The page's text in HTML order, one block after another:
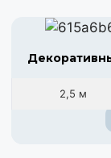
2,5 м